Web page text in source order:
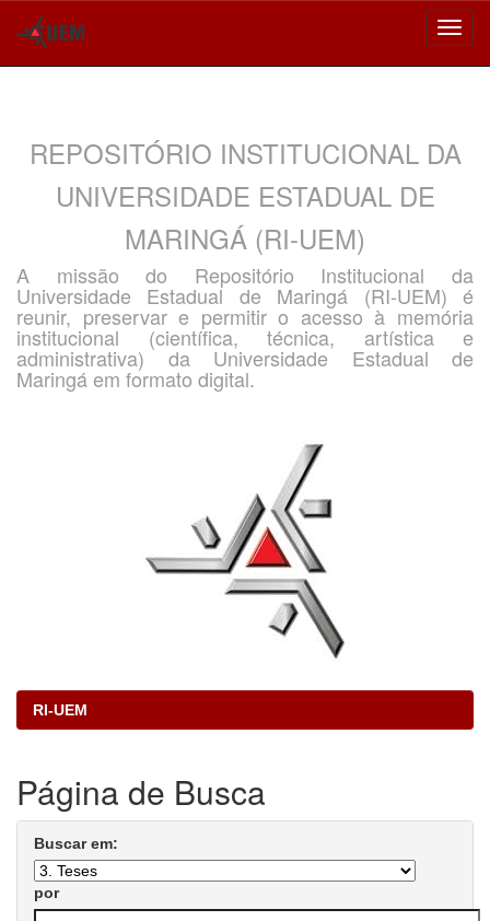
REPOSITÓRIO INSTITUCIONAL DA
UNIVERSIDADE ESTADUAL DE
MARINGÁ (RI-UEM)
A missão do Repositório Institucional da
Universidade Estadual de Maringá (RI-UEM) é
reunir, preservar e permitir o acesso à memória
institucional (científica, técnica, artística e
administrativa) da Universidade Estadual de
Maringá em formato digital.
RI-UEM
Página de Busca
Buscar em:
por